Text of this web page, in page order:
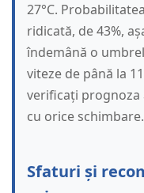
27°C.
ridicată, de 43%,
îndemână o
viteze de până la
verificați
cu orice schimbare.
Sfaturi și